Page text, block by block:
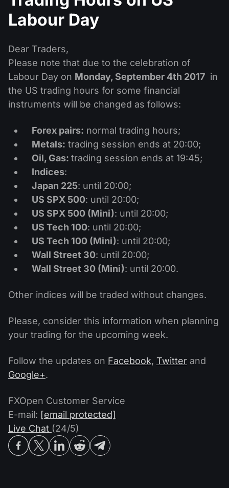
PAMM ECN
Masters e Seguidores
Concursos Forex
Ações
Calendário de dividendos
Fórum Forex
Centro de ajuda
O que é negociação de CFDs?
O que é negociação ECN?
O que é um corretor Forex?
Por que nós?
Contate-nos
Labour Day
Dear Traders,
Please note that due to the celebration of
Labour Day on Monday, September 4th 2017 in
the US trading hours for some financial
instruments will be changed as follows:
Forex pairs: normal trading hours;
Metals: trading session ends at 20:00;
Oil, Gas: trading session ends at 19:45;
Indices:
Japan 225: until 20:00;
US SPX 500: until 20:00;
US SPX 500 (Mini): until 20:00;
US Tech 100: until 20:00;
US Tech 100 (Mini): until 20:00;
Wall Street 30: until 20:00;
Wall Street 30 (Mini): until 20:00.
Other indices will be traded without changes.
Please, consider this information when planning
your trading for the upcoming week.
Follow the updates on Facebook, Twitter and
Google+.
FXOpen Customer Service
E-mail: [email protected]
Live Chat (24/5)